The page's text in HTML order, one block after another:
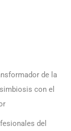
de la
con el
del